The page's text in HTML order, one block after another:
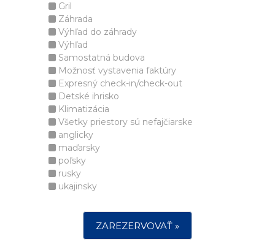
Gril
Záhrada
Výhľad do záhrady
Výhľad
Samostatná budova
Možnosť vystavenia faktúry
Expresný check-in/check-out
Detské ihrisko
Klimatizácia
Všetky priestory sú nefajčiarske
anglicky
maďarsky
poľsky
rusky
ukajinsky
ZAREZERVOVAŤ »